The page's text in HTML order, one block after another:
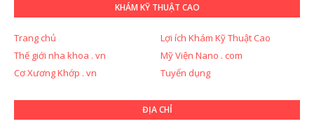
KHÁM KỸ THUẬT CAO
Trang chủ
Lợi ích Khám Kỹ Thuật Cao
Thế giới nha khoa . vn
Mỹ Viện Nano . com
Cơ Xương Khớp . vn
Tuyển dụng
ĐỊA CHỈ